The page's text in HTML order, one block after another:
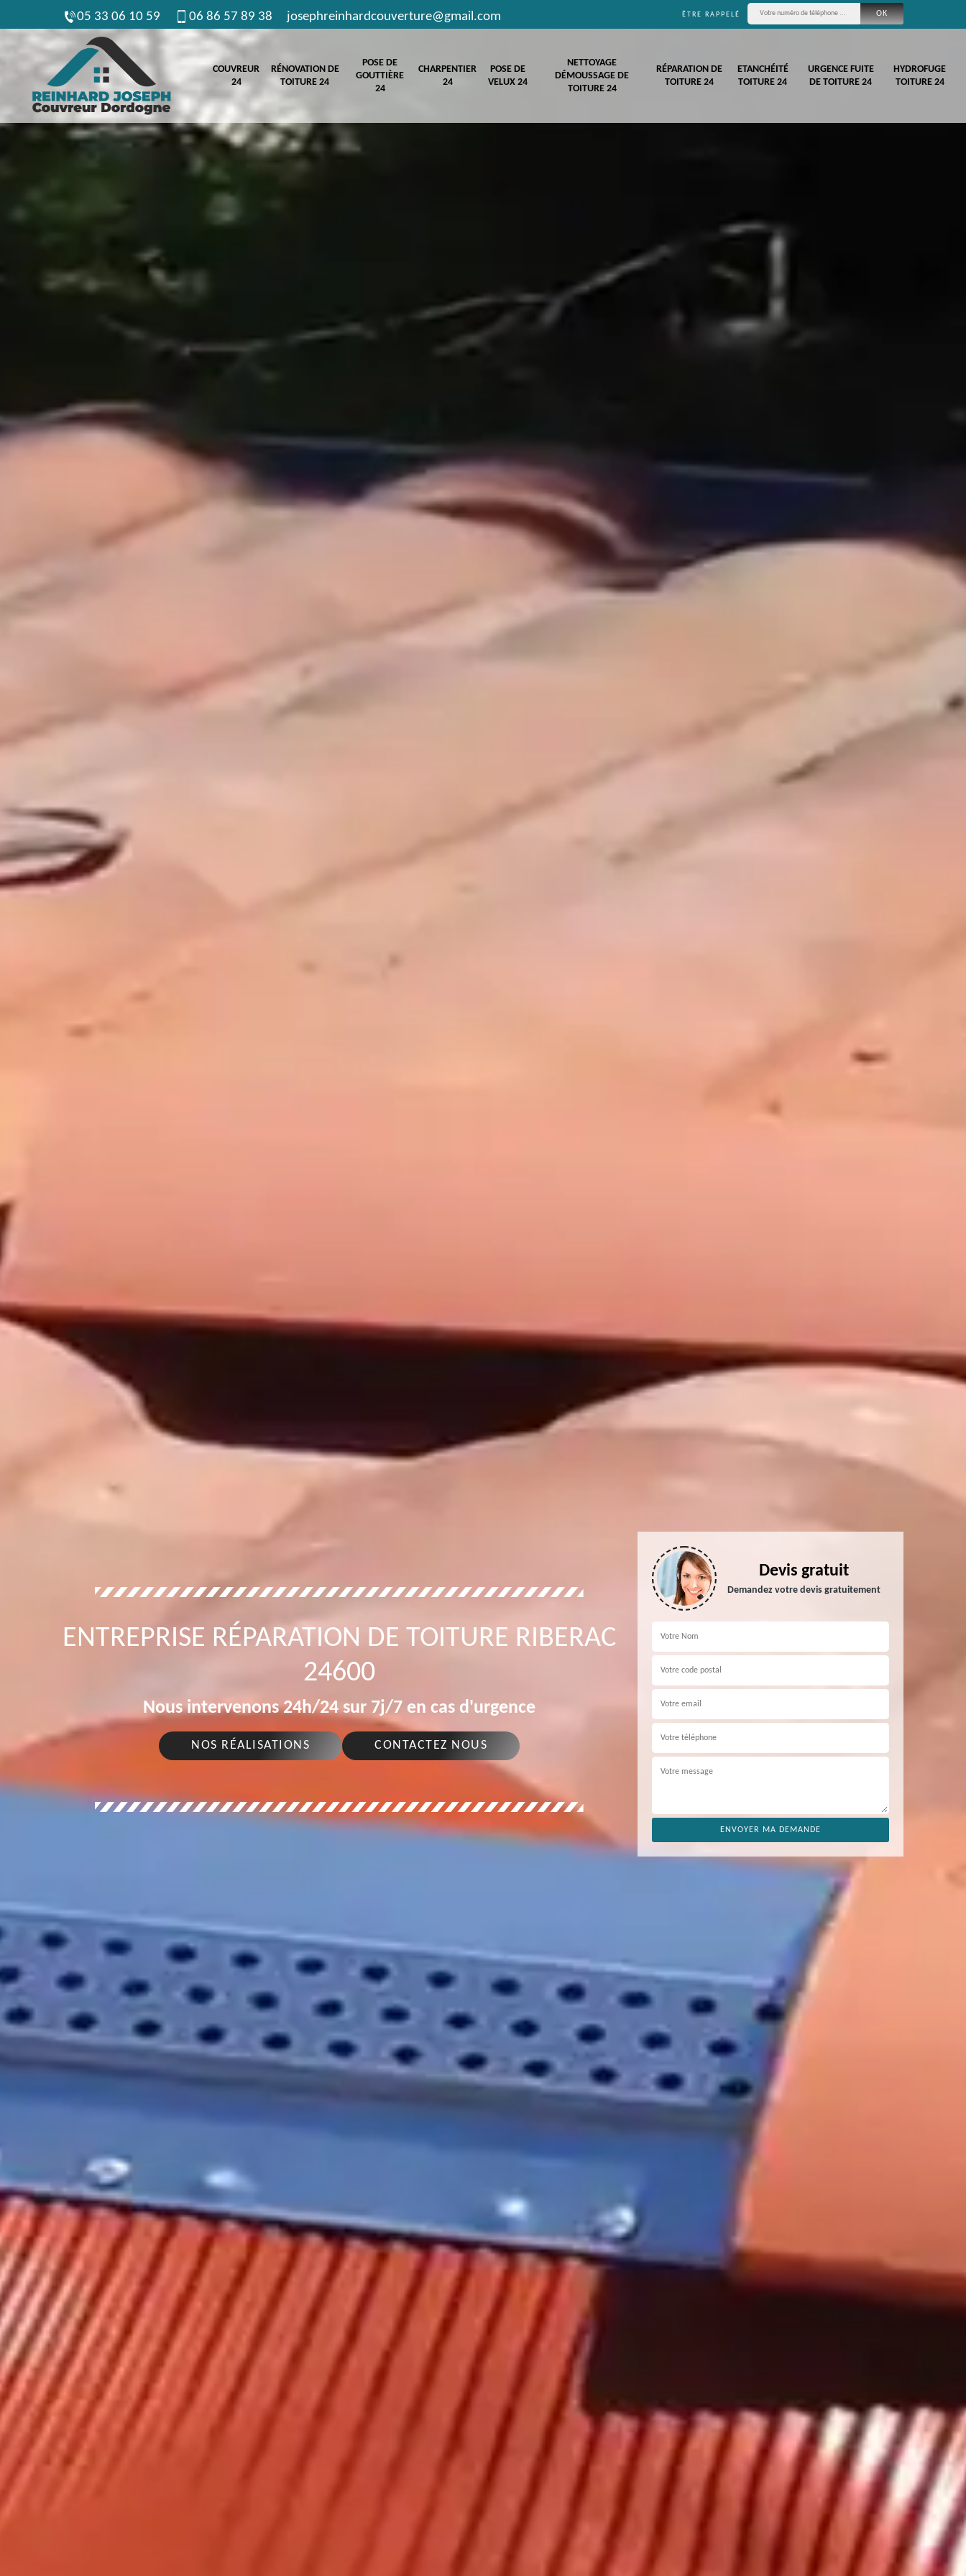
05 33 06 10 59 06 86 57 89 38 josephreinhardcouverture@gmail.com ÊTRE RAPPELÉ
COUVREUR
24
RÉNOVATION DE
TOITURE 24
POSE DE
GOUTTIÈRE
24
CHARPENTIER
24
POSE DE
VELUX 24
NETTOYAGE
DÉMOUSSAGE DE
TOITURE 24
RÉPARATION DE
TOITURE 24
ETANCHÉITÉ
TOITURE 24
URGENCE FUITE
DE TOITURE 24
HYDROFUGE
TOITURE 24
ENTREPRISE RÉPARATION DE TOITURE RIBERAC
24600
Nous intervenons 24h/24 sur 7j/7 en cas d'urgence
NOS RÉALISATIONS CONTACTEZ NOUS
Devis gratuit
Demandez votre devis gratuitement